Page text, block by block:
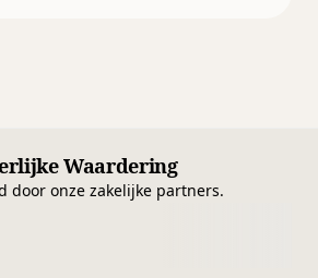
Waardering
door onze zakelijke partners.